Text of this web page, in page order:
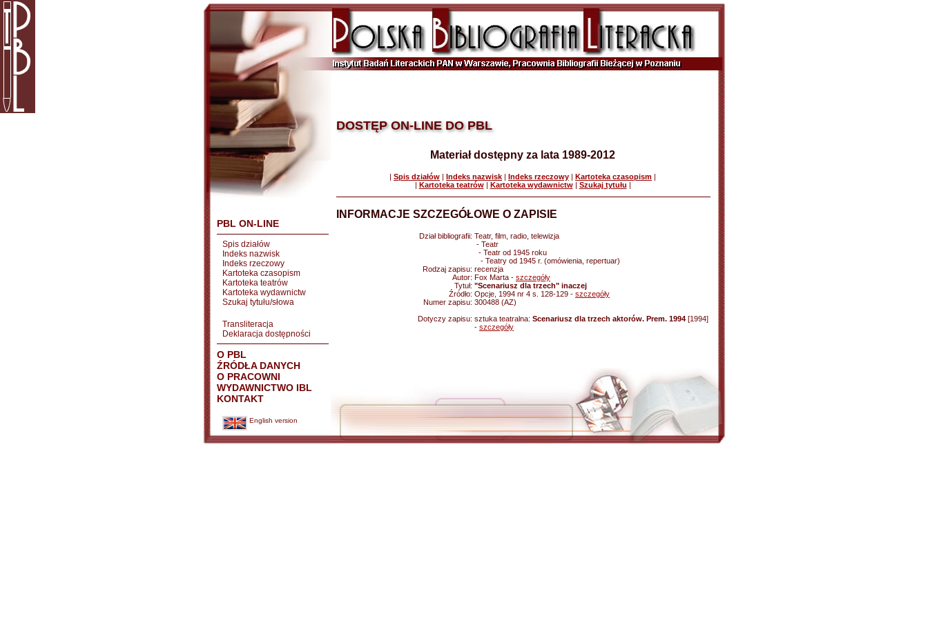
PBL ON-LINE
Spis działów
Indeks nazwisk
Indeks rzeczowy
Kartoteka czasopism
Kartoteka teatrów
Kartoteka wydawnictw
Szukaj tytułu/słowa
Transliteracja
Deklaracja dostępności
O PBL
ŹRÓDŁA DANYCH
O PRACOWNI
WYDAWNICTWO IBL
KONTAKT
English version
DOSTĘP ON-LINE DO PBL
Materiał dostępny za lata 1989-2012
| Spis działów | Indeks nazwisk | Indeks rzeczowy | Kartoteka czasopism |
| Kartoteka teatrów| Kartoteka wydawnictw| Szukaj tytułu |
INFORMACJE SZCZEGÓŁOWE O ZAPISIE
Dział bibliografii: Teatr, film, radio, telewizja
- Teatr
- Teatr od 1945 roku
- Teatry od 1945 r. (omówienia, repertuar)
Rodzaj zapisu: recenzja
Autor: Fox Marta - szczegóły
Tytuł: "Scenariusz dla trzech" inaczej
Źródło: Opcje, 1994 nr 4 s. 128-129 - szczegóły
Numer zapisu: 300488 (AZ)
Dotyczy zapisu: sztuka teatralna: Scenariusz dla trzech aktorów. Prem. 1994 [1994]
- szczegóły